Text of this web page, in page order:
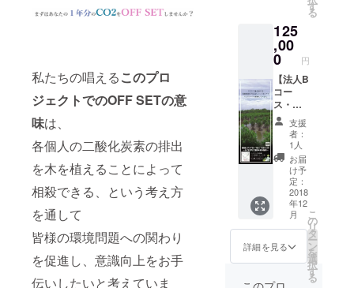
私たちの唱えるこのプロ
ジェクトでのOFF SETの意
味は、
各個人の二酸化炭素の排出
を木を植えることによって
相殺できる、という考え方
を通して
皆様の環境問題への関わり
を促進し、意識向上をお手
伝いしたいと考えていま
※個人様
でもお
申し込
可能で
す。 ※
会社HP
に名前
や地域
の掲載
をご希
望され
ない場
合は備
考欄に
ご記載
をお願
いしま
す。
・植林
況のメ
ルマガ
配信
（不定
期） ・
ポス
ター２
枚（A１
サイ
ズ）※弊
社社名
欄が旧
社名の
記載と
なって
いま
す。ご
了承く
ださい
ませ。
・スタ
データ
データ)
付き】
・プロ
ジェク
ト会員
証（郵
送） ・
OFF
SETス
テッ
カー１
２枚
（郵
送） ・
ワイエ
ルフォ
レスト
㈱より
年賀状
(2019
年)にて
す
る
125
,00
0 円
【法人B
コー
ス・追
加植
林】 ・
1,000本
のマン
グロー
ブの植
林＆育
成＆管
理 ・お
礼メー
ル【会
員証
データ
(PNG
支援
者：
1人
お届
け予
定：
2018
年12
月
詳細を見る
こ
の
リ
タ
ー
ン
を
選
択
す
る